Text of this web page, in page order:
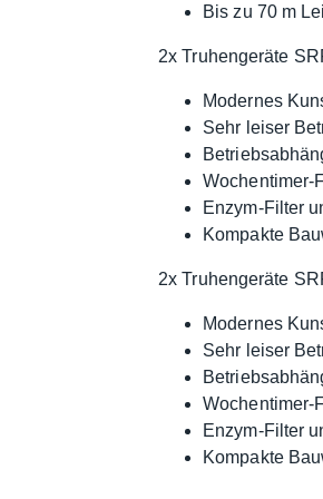
Bis zu 70 m
2x Truhengeräte
Modernes
Sehr leiser
Wochentimer-
Enzym-Filter
Kompakte
2x Truhengeräte
Modernes
Sehr leiser
Wochentimer-
Enzym-Filter
Kompakte